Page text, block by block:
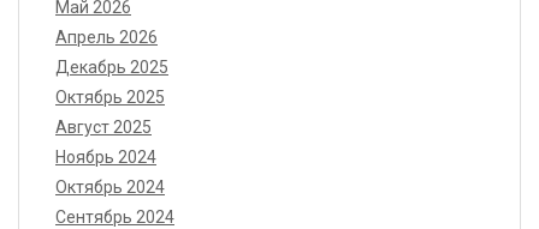
Май 2026
Апрель 2026
Декабрь 2025
Октябрь 2025
Август 2025
Ноябрь 2024
Октябрь 2024
Сентябрь 2024